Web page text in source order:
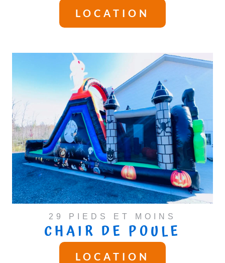
LOCATION
29 PIEDS ET MOINS
CHAIR DE POULE
LOCATION